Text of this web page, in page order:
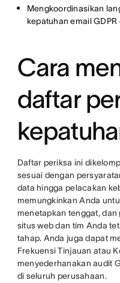
Mengkoordinasikan
kepatuhan email
Cara
daftar
Daftar periksa ini
sesuai dengan
data hingga pelacakan
memungkinkan Anda
menetapkan tenggat, dan
situs web dan tim Anda
tahap. Anda juga dapat
Frekuensi Tinjauan atau
menyederhanakan audit
di seluruh perusahaan.